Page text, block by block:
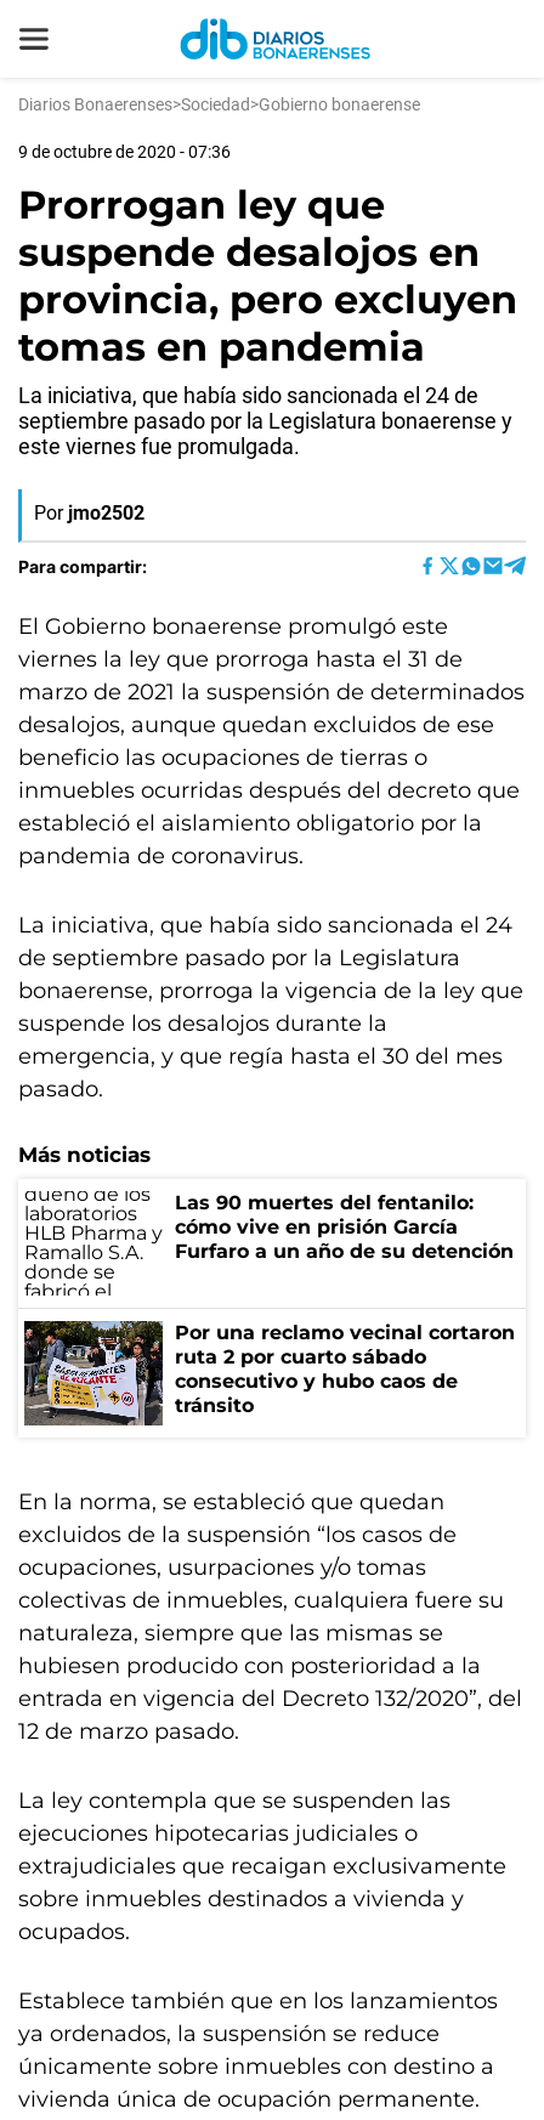
Diarios Bonaerenses>Sociedad>Gobierno bonaerense
9 de octubre de 2020 - 07:36
Prorrogan ley que
suspende desalojos en
provincia, pero excluyen
tomas en pandemia
La iniciativa, que había sido sancionada el 24 de
septiembre pasado por la Legislatura bonaerense y
este viernes fue promulgada.
Por jmo2502
Para compartir:
El Gobierno bonaerense promulgó este
viernes la ley que prorroga hasta el 31 de
marzo de 2021 la suspensión de determinados
desalojos, aunque quedan excluidos de ese
beneficio las ocupaciones de tierras o
inmuebles ocurridas después del decreto que
estableció el aislamiento obligatorio por la
pandemia de coronavirus.
La iniciativa, que había sido sancionada el 24
de septiembre pasado por la Legislatura
bonaerense, prorroga la vigencia de la ley que
suspende los desalojos durante la
emergencia, y que regía hasta el 30 del mes
pasado.
Más noticias
Las 90 muertes del fentanilo:
cómo vive en prisión García
Furfaro a un año de su detención
Por una reclamo vecinal cortaron
ruta 2 por cuarto sábado
consecutivo y hubo caos de
tránsito
En la norma, se estableció que quedan
excluidos de la suspensión “los casos de
ocupaciones, usurpaciones y/o tomas
colectivas de inmuebles, cualquiera fuere su
naturaleza, siempre que las mismas se
hubiesen producido con posterioridad a la
entrada en vigencia del Decreto 132/2020”, del
12 de marzo pasado.
La ley contempla que se suspenden las
ejecuciones hipotecarias judiciales o
extrajudiciales que recaigan exclusivamente
sobre inmuebles destinados a vivienda y
ocupados.
Establece también que en los lanzamientos
ya ordenados, la suspensión se reduce
únicamente sobre inmuebles con destino a
vivienda única de ocupación permanente.